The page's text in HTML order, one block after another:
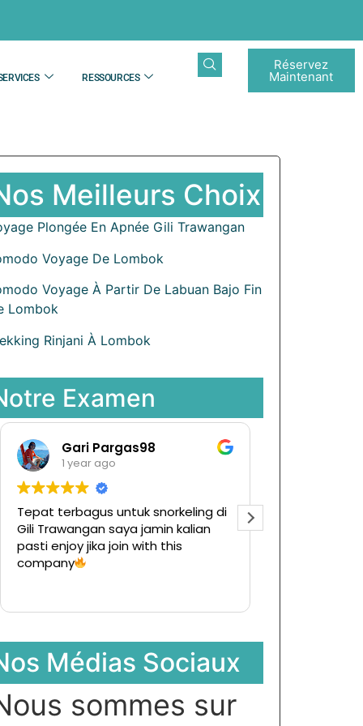
RESSOURCES
Réservez
Maintenant
Meilleurs Choix
Plongée En Apnée Gili Trawangan
Voyage De Lombok
Voyage À Partir De Labuan Bajo Fin
Lombok
Rinjani À Lombok
Examen
Gari Pargas98
1 year ago
Tepat terbagus untuk snorkeling di
Gili Trawangan saya jamin kalian
pasti enjoy jika join with this
company
Médias Sociaux
sommes sur